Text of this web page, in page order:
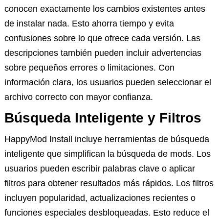
conocen exactamente los cambios existentes antes
de instalar nada. Esto ahorra tiempo y evita
confusiones sobre lo que ofrece cada versión. Las
descripciones también pueden incluir advertencias
sobre pequeños errores o limitaciones. Con
información clara, los usuarios pueden seleccionar el
archivo correcto con mayor confianza.
Búsqueda Inteligente y Filtros
HappyMod Install incluye herramientas de búsqueda
inteligente que simplifican la búsqueda de mods. Los
usuarios pueden escribir palabras clave o aplicar
filtros para obtener resultados más rápidos. Los filtros
incluyen popularidad, actualizaciones recientes o
funciones especiales desbloqueadas. Esto reduce el